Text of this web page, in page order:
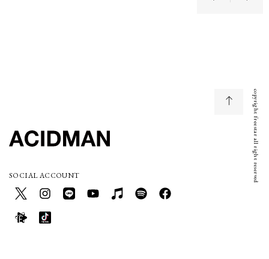
SOCIAL ACCOUNT copyright freestar all right reserved